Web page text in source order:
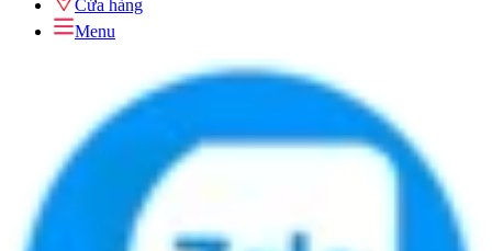
Cửa hàng
Menu